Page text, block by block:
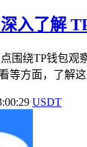
入了解
围绕TP钱包
等方面，了解
USDT